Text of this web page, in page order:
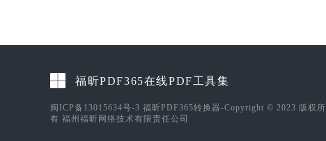
福昕PDF365在线PDF工具集
闽ICP备13015634号-3 福昕PDF365转换器-Copyright © 2023 版权所
有 福州福昕网络技术有限责任公司